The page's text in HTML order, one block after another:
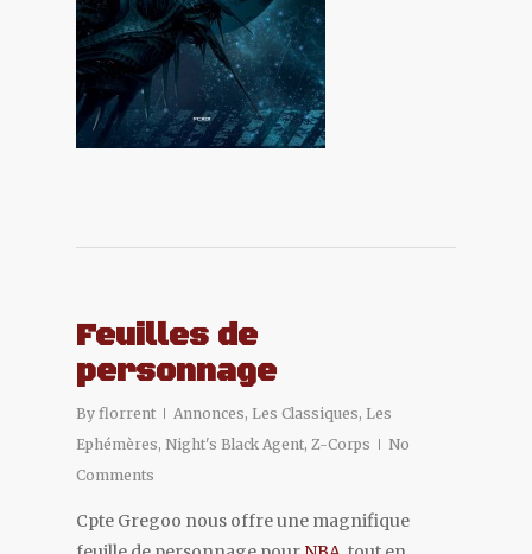
Feuilles de
personnage
By florrent Annonces, Les Classiques, Les
Ephémères, Night's Black Agent, Z-Corps
No
Comments
Cpte Gregoo nous offre une magnifique